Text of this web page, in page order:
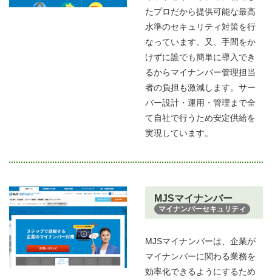
たプロだから提供可能な最高
水準のセキュリティ対策を行
なっています。又、手間をか
けずに誰でも簡単に導入でき
るからマイナンバー管理担当
者の負担も激減します。サー
バー設計・運用・管理まで全
て自社で行うため安定供給を
実現しています。​
MJSマイナンバー
マイナンバーセキュリティ
MJSマイナンバーは、企業が
マイナンバーに関わる業務を
効率化できるようにするため